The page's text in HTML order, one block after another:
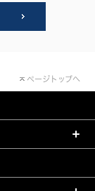
ページトップへ